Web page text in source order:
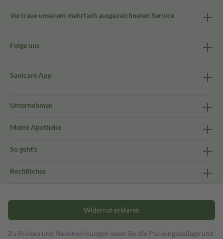
Vertraue unserem mehrfach ausgezeichneten Service
Folge uns
Sanicare App
Unternehmen
Meine Apotheke
So geht's
Rechtliches
Widerruf erklären
Zu Risiken und Nebenwirkungen lesen Sie die Packungsbeilage und